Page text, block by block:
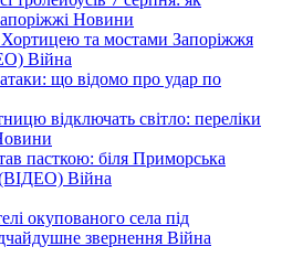
Новини
та мостами Запоріжжя
Війна
що відомо про удар по
відключать світло: переліки
пасткою: біля Приморська
(ВІДЕО) Війна
окупованого села під
звернення Війна